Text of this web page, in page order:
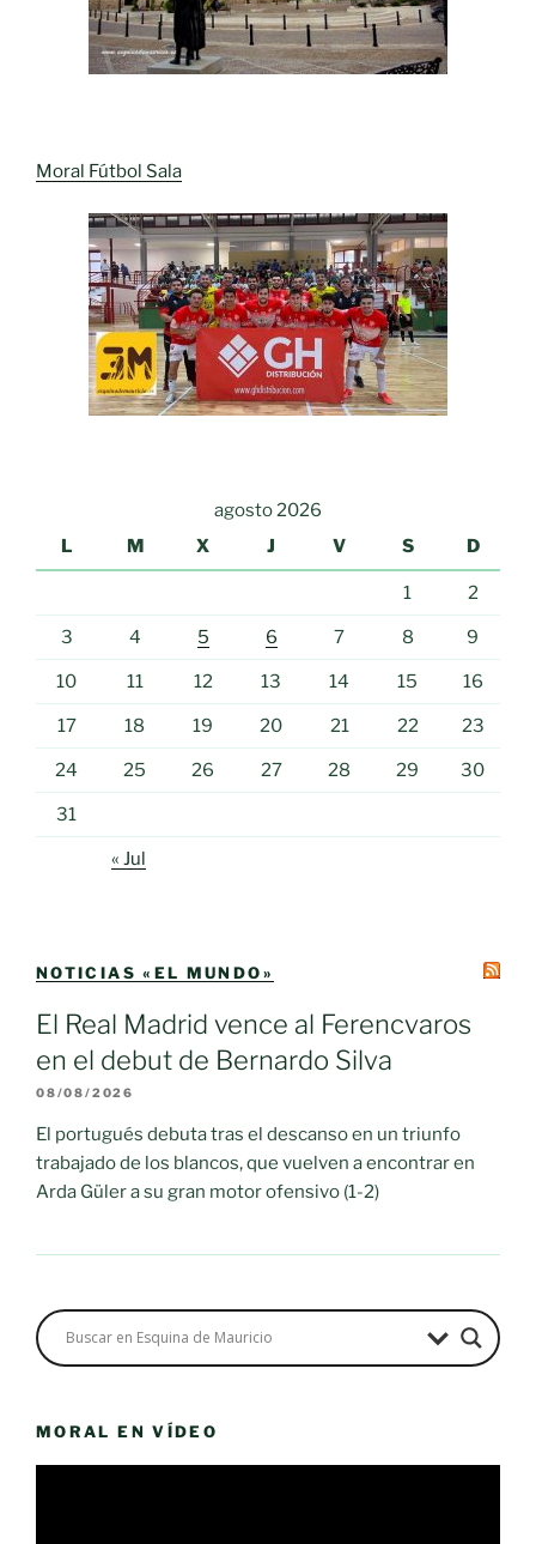
Moral Fútbol Sala
agosto 2026
L
M X J V S D
1 2
3 4 5 6 7 8 9
10 11 12 13 14 15 16
17 18 19 20 21 22 23
24 25 26 27 28 29 30
31
« Jul
NOTICIAS «EL MUNDO»
El Real Madrid vence al Ferencvaros
en el debut de Bernardo Silva
08/08/2026
El portugués debuta tras el descanso en un triunfo
trabajado de los blancos, que vuelven a encontrar en
Arda Güler a su gran motor ofensivo (1-2)
MORAL EN VÍDEO